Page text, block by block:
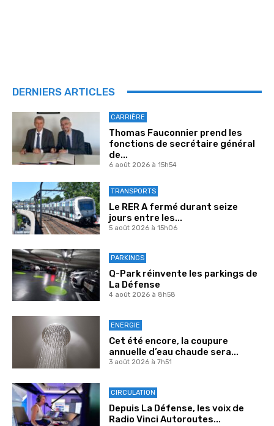
DERNIERS ARTICLES
CARRIÈRE
Thomas Fauconnier prend les
fonctions de secrétaire général
de...
6 août 2026 à 15h54
TRANSPORTS
Le RER A fermé durant seize
jours entre les...
5 août 2026 à 15h06
PARKINGS
Q-Park réinvente les parkings de
La Défense
4 août 2026 à 8h58
ENERGIE
Cet été encore, la coupure
annuelle d’eau chaude sera...
3 août 2026 à 7h51
CIRCULATION
Depuis La Défense, les voix de
Radio Vinci Autoroutes...